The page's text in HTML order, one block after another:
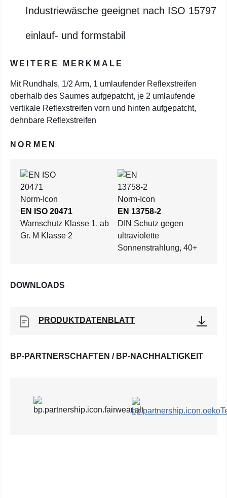
Industriewäsche geeignet nach ISO 15797
einlauf- und formstabil
WEITERE MERKMALE
Mit Rundhals, 1/2 Arm, 1 umlaufender Reflexstreifen
oberhalb des Saumes aufgepatcht, je 2 umlaufende
vertikale Reflexstreifen vorn und hinten aufgepatcht,
dehnbare Reflexstreifen
NORMEN
EN ISO 20471
Warnschutz Klasse 1, ab
Gr. M Klasse 2
EN 13758-2
DIN Schutz gegen
ultraviolette
Sonnenstrahlung, 40+
DOWNLOADS
PRODUKTDATENBLATT
BP-PARTNERSCHAFTEN / BP-NACHHALTIGKEIT